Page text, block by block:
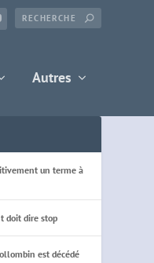
Autres
un terme à
doit dire stop
est décédé